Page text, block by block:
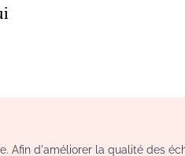
Afin d'améliorer la qualité des